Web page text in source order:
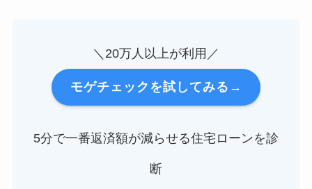
＼20万人以上が利用／
モゲチェックを試してみる→
5分で一番返済額が減らせる住宅ローンを診
断